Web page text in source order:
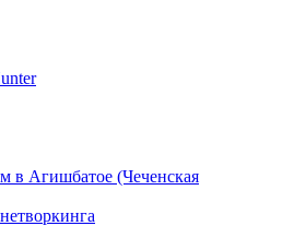
в Агишбатое (Чеченская